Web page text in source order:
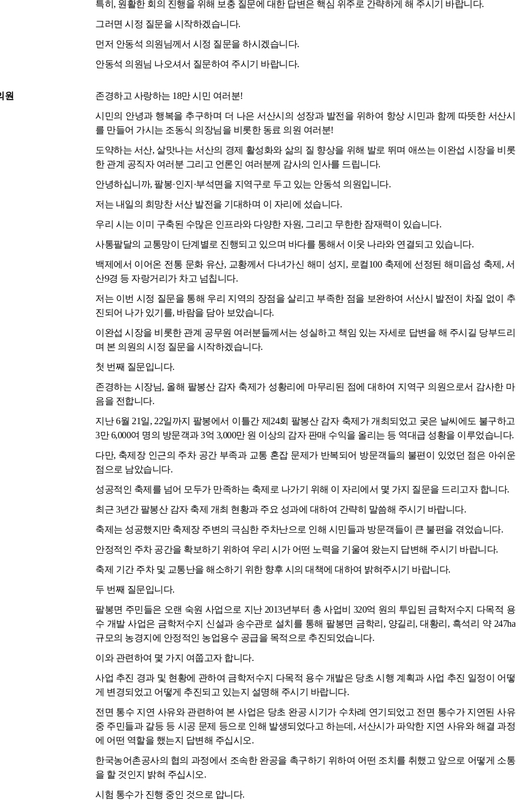
특히, 원활한 회의 진행을 위해 보충 질문에 대한 답변은 핵심 위주로 간략하게 해 주시기 바랍니다.
그러면 시정 질문을 시작하겠습니다.
먼저 안동석 의원님께서 시정 질문을 하시겠습니다.
안동석 의원님 나오셔서 질문하여 주시기 바랍니다.
원
존경하고 사랑하는 18만 시민 여러분!
시민의 안녕과 행복을 추구하며 더 나은 서산시의 성장과 발전을 위하여 항상 시민과 함께 따뜻한 서산시
를 만들어 가시는 조동식 의장님을 비롯한 동료 의원 여러분!
도약하는 서산, 살맛나는 서산의 경제 활성화와 삶의 질 향상을 위해 발로 뛰며 애쓰는 이완섭 시장을 비롯
한 관계 공직자 여러분 그리고 언론인 여러분께 감사의 인사를 드립니다.
안녕하십니까, 팔봉·인지·부석면을 지역구로 두고 있는 안동석 의원입니다.
저는 내일의 희망찬 서산 발전을 기대하며 이 자리에 섰습니다.
우리 시는 이미 구축된 수많은 인프라와 다양한 자원, 그리고 무한한 잠재력이 있습니다.
사통팔달의 교통망이 단계별로 진행되고 있으며 바다를 통해서 이웃 나라와 연결되고 있습니다.
백제에서 이어온 전통 문화 유산, 교황께서 다녀가신 해미 성지, 로컬100 축제에 선정된 해미읍성 축제, 서
산9경 등 자랑거리가 차고 넘칩니다.
저는 이번 시정 질문을 통해 우리 지역의 장점을 살리고 부족한 점을 보완하여 서산시 발전이 차질 없이 추
진되어 나가 있기를, 바람을 담아 보았습니다.
이완섭 시장을 비롯한 관계 공무원 여러분들께서는 성실하고 책임 있는 자세로 답변을 해 주시길 당부드리
며 본 의원의 시정 질문을 시작하겠습니다.
첫 번째 질문입니다.
존경하는 시장님, 올해 팔봉산 감자 축제가 성황리에 마무리된 점에 대하여 지역구 의원으로서 감사한 마
음을 전합니다.
지난 6월 21일, 22일까지 팔봉에서 이틀간 제24회 팔봉산 감자 축제가 개최되었고 궂은 날씨에도 불구하고
3만 6,000여 명의 방문객과 3억 3,000만 원 이상의 감자 판매 수익을 올리는 등 역대급 성황을 이루었습니다.
다만, 축제장 인근의 주차 공간 부족과 교통 혼잡 문제가 반복되어 방문객들의 불편이 있었던 점은 아쉬운
점으로 남았습니다.
성공적인 축제를 넘어 모두가 만족하는 축제로 나가기 위해 이 자리에서 몇 가지 질문을 드리고자 합니다.
최근 3년간 팔봉산 감자 축제 개최 현황과 주요 성과에 대하여 간략히 말씀해 주시기 바랍니다.
축제는 성공했지만 축제장 주변의 극심한 주차난으로 인해 시민들과 방문객들이 큰 불편을 겪었습니다.
안정적인 주차 공간을 확보하기 위하여 우리 시가 어떤 노력을 기울여 왔는지 답변해 주시기 바랍니다.
축제 기간 주차 및 교통난을 해소하기 위한 향후 시의 대책에 대하여 밝혀주시기 바랍니다.
두 번째 질문입니다.
팔봉면 주민들은 오랜 숙원 사업으로 지난 2013년부터 총 사업비 320억 원의 투입된 금학저수지 다목적 용
수 개발 사업은 금학저수지 신설과 송수관로 설치를 통해 팔봉면 금학리, 양길리, 대황리, 흑석리 약 247ha
규모의 농경지에 안정적인 농업용수 공급을 목적으로 추진되었습니다.
이와 관련하여 몇 가지 여쭙고자 합니다.
사업 추진 경과 및 현황에 관하여 금학저수지 다목적 용수 개발은 당초 시행 계획과 사업 추진 일정이 어떻
게 변경되었고 어떻게 추진되고 있는지 설명해 주시기 바랍니다.
전면 통수 지연 사유와 관련하여 본 사업은 당초 완공 시기가 수차례 연기되었고 전면 통수가 지연된 사유
중 주민들과 갈등 등 시공 문제 등으로 인해 발생되었다고 하는데, 서산시가 파악한 지연 사유와 해결 과정
에 어떤 역할을 했는지 답변해 주십시오.
한국농어촌공사의 협의 과정에서 조속한 완공을 촉구하기 위하여 어떤 조치를 취했고 앞으로 어떻게 소통
을 할 것인지 밝혀 주십시오.
시험 통수가 진행 중인 것으로 압니다.